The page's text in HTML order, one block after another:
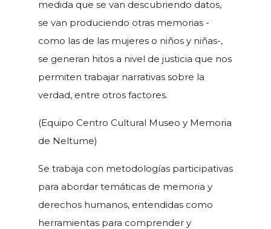
medida que se van descubriendo datos,
se van produciendo otras memorias -
como las de las mujeres o niños y niñas-,
se generan hitos a nivel de justicia que nos
permiten trabajar narrativas sobre la
verdad, entre otros factores.
(Equipo Centro Cultural Museo y Memoria
de Neltume)
Se trabaja con metodologías participativas
para abordar temáticas de memoria y
derechos humanos, entendidas como
herramientas para comprender y